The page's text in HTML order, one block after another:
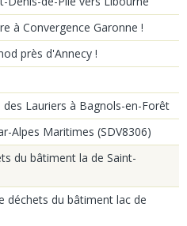
à Convergence Garonne !
près d'Annecy !
Lauriers à Bagnols-en-Forêt
Alpes Maritimes (SDV8306)
du bâtiment la de Saint-
déchets du bâtiment lac de